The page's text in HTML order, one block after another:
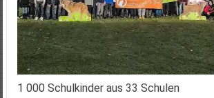
1 000 Schulkinder aus 33 Schulen